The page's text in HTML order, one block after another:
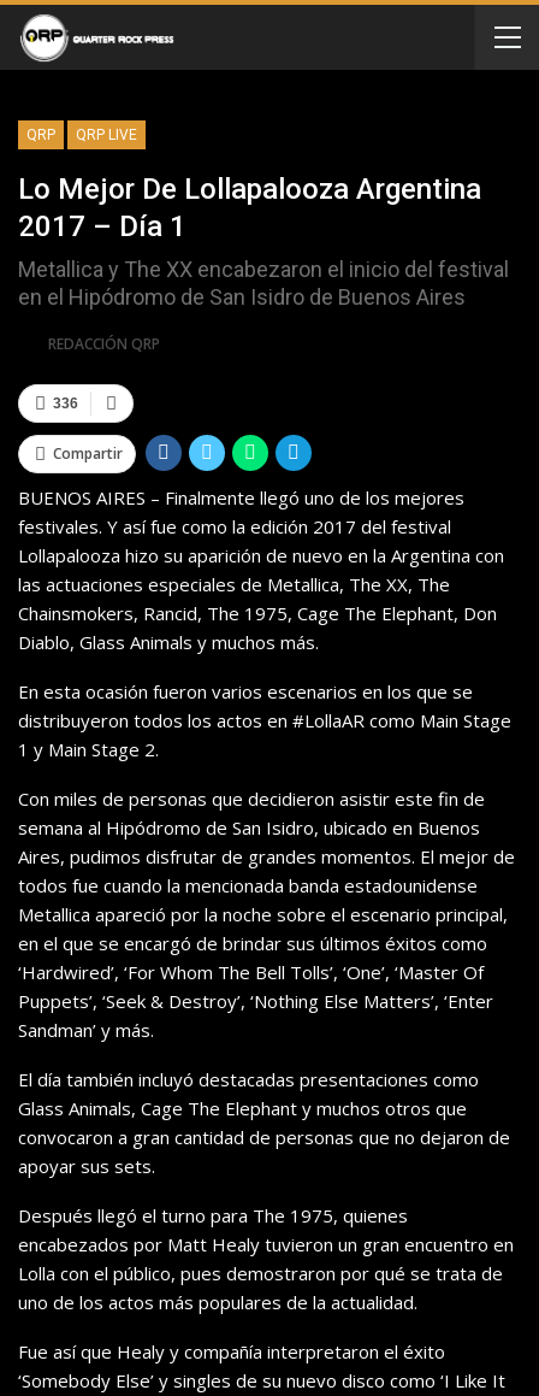
QRP QRP LIVE
Lo Mejor De Lollapalooza Argentina
2017 – Día 1
Metallica y The XX encabezaron el inicio del festival
en el Hipódromo de San Isidro de Buenos Aires
REDACCIÓN QRP
336
Compartir
BUENOS AIRES – Finalmente llegó uno de los mejores
festivales. Y así fue como la edición 2017 del festival
Lollapalooza hizo su aparición de nuevo en la Argentina con
las actuaciones especiales de Metallica, The XX, The
Chainsmokers, Rancid, The 1975, Cage The Elephant, Don
Diablo, Glass Animals y muchos más.
En esta ocasión fueron varios escenarios en los que se
distribuyeron todos los actos en #LollaAR como Main Stage
1 y Main Stage 2.
Con miles de personas que decidieron asistir este fin de
semana al Hipódromo de San Isidro, ubicado en Buenos
Aires, pudimos disfrutar de grandes momentos. El mejor de
todos fue cuando la mencionada banda estadounidense
Metallica apareció por la noche sobre el escenario principal,
en el que se encargó de brindar sus últimos éxitos como
‘Hardwired’, ‘For Whom The Bell Tolls’, ‘One’, ‘Master Of
Puppets’, ‘Seek & Destroy’, ‘Nothing Else Matters’, ‘Enter
Sandman’ y más.
El día también incluyó destacadas presentaciones como
Glass Animals, Cage The Elephant y muchos otros que
convocaron a gran cantidad de personas que no dejaron de
apoyar sus sets.
Después llegó el turno para The 1975, quienes
encabezados por Matt Healy tuvieron un gran encuentro en
Lolla con el público, pues demostraron por qué se trata de
uno de los actos más populares de la actualidad.
Fue así que Healy y compañía interpretaron el éxito
‘Somebody Else’ y singles de su nuevo disco como ‘I Like It